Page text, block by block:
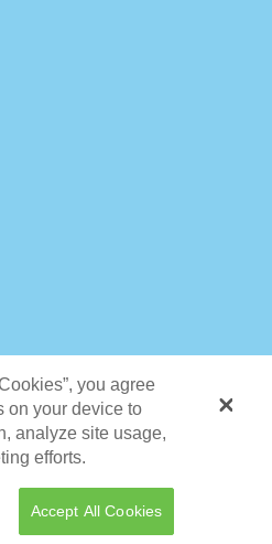
you agree
on your device to
analyze site usage,
efforts.
Accept All Cookies